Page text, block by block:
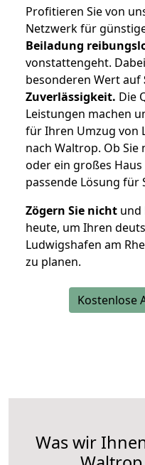
Profitieren Sie von
Netzwerk für
Beiladung
vonstattengeht.
besonderen Wert auf
Zuverlässigkeit. Die
Leistungen machen
für Ihren Umzug von
nach Waltrop. Ob
oder ein großes
passende Lösung für
Zögern Sie nicht und
heute, um Ihren
Ludwigshafen am
zu planen.
Kostenlose
Was wir